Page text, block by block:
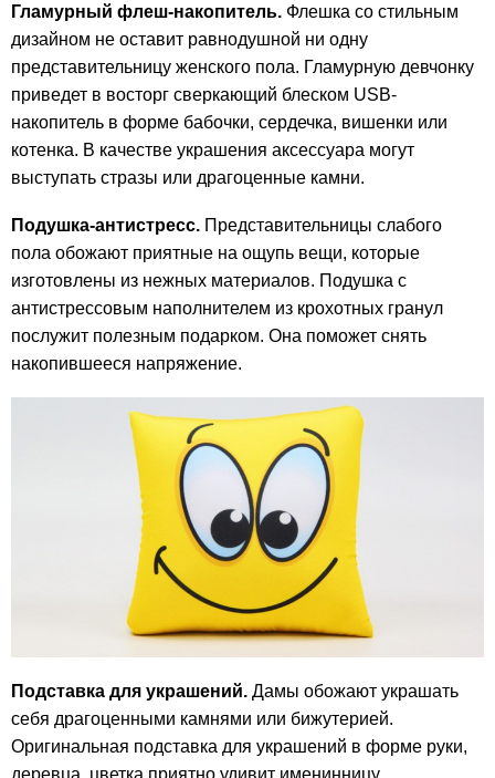
Гламурный флеш-накопитель. Флешка со стильным
дизайном не оставит равнодушной ни одну
представительницу женского пола. Гламурную девчонку
приведет в восторг сверкающий блеском USB-
накопитель в форме бабочки, сердечка, вишенки или
котенка. В качестве украшения аксессуара могут
выступать стразы или драгоценные камни.
Подушка-антистресс. Представительницы слабого
пола обожают приятные на ощупь вещи, которые
изготовлены из нежных материалов. Подушка с
антистрессовым наполнителем из крохотных гранул
послужит полезным подарком. Она поможет снять
накопившееся напряжение.
Подставка для украшений. Дамы обожают украшать
себя драгоценными камнями или бижутерией.
Оригинальная подставка для украшений в форме руки,
деревца, цветка приятно удивит именинницу.